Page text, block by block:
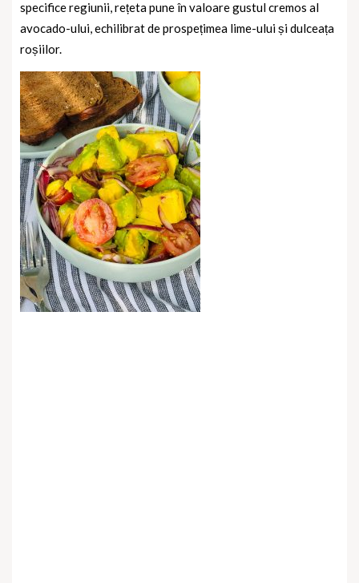
specifice regiunii, rețeta pune în valoare gustul cremos al
avocado-ului, echilibrat de prospețimea lime-ului și dulceața
roșiilor.